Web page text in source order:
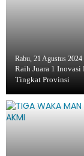
Rabu, 21 Agustus 2024
Raih Juara 1
Tingkat Provinsi